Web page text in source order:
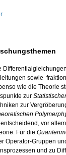
sowie
wie die Theorie
zur
zur
vor
Für die
Operator-Gruppen
und zu